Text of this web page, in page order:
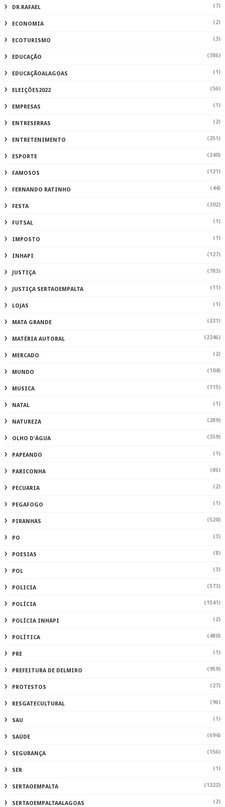
DR.RAFAEL (7)
ECONOMIA (2)
ECOTURISMO (3)
EDUCAÇÃO (386)
EDUCAÇÃOALAGOAS (1)
ELEIÇÕES2022 (56)
EMPRESAS (1)
ENTRESERRAS (2)
ENTRETENIMENTO (251)
ESPORTE (240)
FAMOSOS (121)
FERNANDO RATINHO (44)
FESTA (302)
FUTSAL (1)
IMPOSTO (1)
INHAPI (127)
JUSTIÇA (783)
JUSTIÇA SERTAOEMPALTA (11)
LOJAS (1)
MATA GRANDE (221)
MATÉRIA AUTORAL (2246)
MERCADO (2)
MUNDO (104)
MUSICA (115)
NATAL (1)
NATUREZA (289)
OLHO D'ÁGUA (359)
PAPEANDO (1)
PARICONHA (86)
PECUARIA (2)
PEGAFOGO (1)
PIRANHAS (520)
PO (3)
POESIAS (8)
POL (3)
POLICIA (573)
POLÍCIA (1541)
POLÍCIA INHAPI (2)
POLÍTICA (480)
PRE (1)
PREFEITURA DE DELMIRO (959)
PROTESTOS (27)
RESGATECULTURAL (96)
SAU (1)
SAÚDE (694)
SEGURANÇA (156)
SER (1)
SERTAOEMPALTA (1222)
SERTAOEMPALTAALAGOAS (2)